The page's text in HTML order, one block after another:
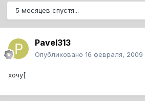
5 месяцев спустя...
Pavel313
Опубликовано 16 февраля, 2009
хочу[